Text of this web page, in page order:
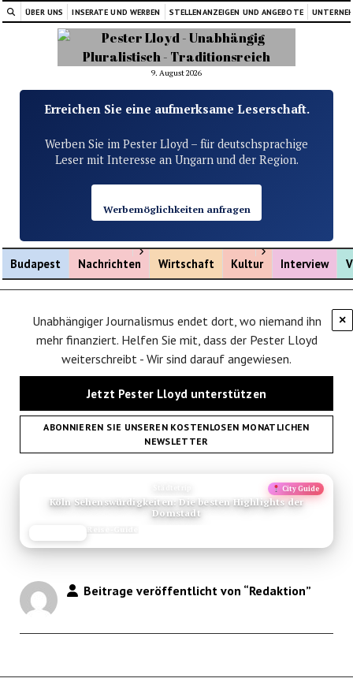
ÜBER UNS INSERATE UND WERBEN STELLENANZEIGEN UND ANGEBOTE
9. August 2026
Erreichen Sie eine aufmerksame Leserschaft.
Werben Sie im Pester Lloyd – für deutschsprachige
Leser mit Interesse an Ungarn und der Region.
Werbemöglichkeiten anfragen
Budapest Nachrichten
Menü öffnen
Wirtschaft Kultur
Menü öffnen
Interview
×
Unabhängiger Journalismus endet dort, wo niemand ihn
mehr finanziert. Helfen Sie mit, dass der Pester Lloyd
weiterschreibt - Wir sind darauf angewiesen.
Jetzt Pester Lloyd unterstützen
ABONNIEREN SIE UNSEREN KOSTENLOSEN MONATLICHEN
NEWSLETTER
City Guide
Köln Sehenswürdigkeiten: Die besten Highlights der
Domstadt
Reise-Guide
Beitrage veröffentlicht von “Redaktion”